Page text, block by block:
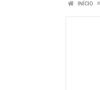
INÍCIO